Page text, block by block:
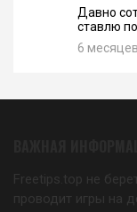
Давно
ставлю по
6
Freetips.top не
проводит игры на